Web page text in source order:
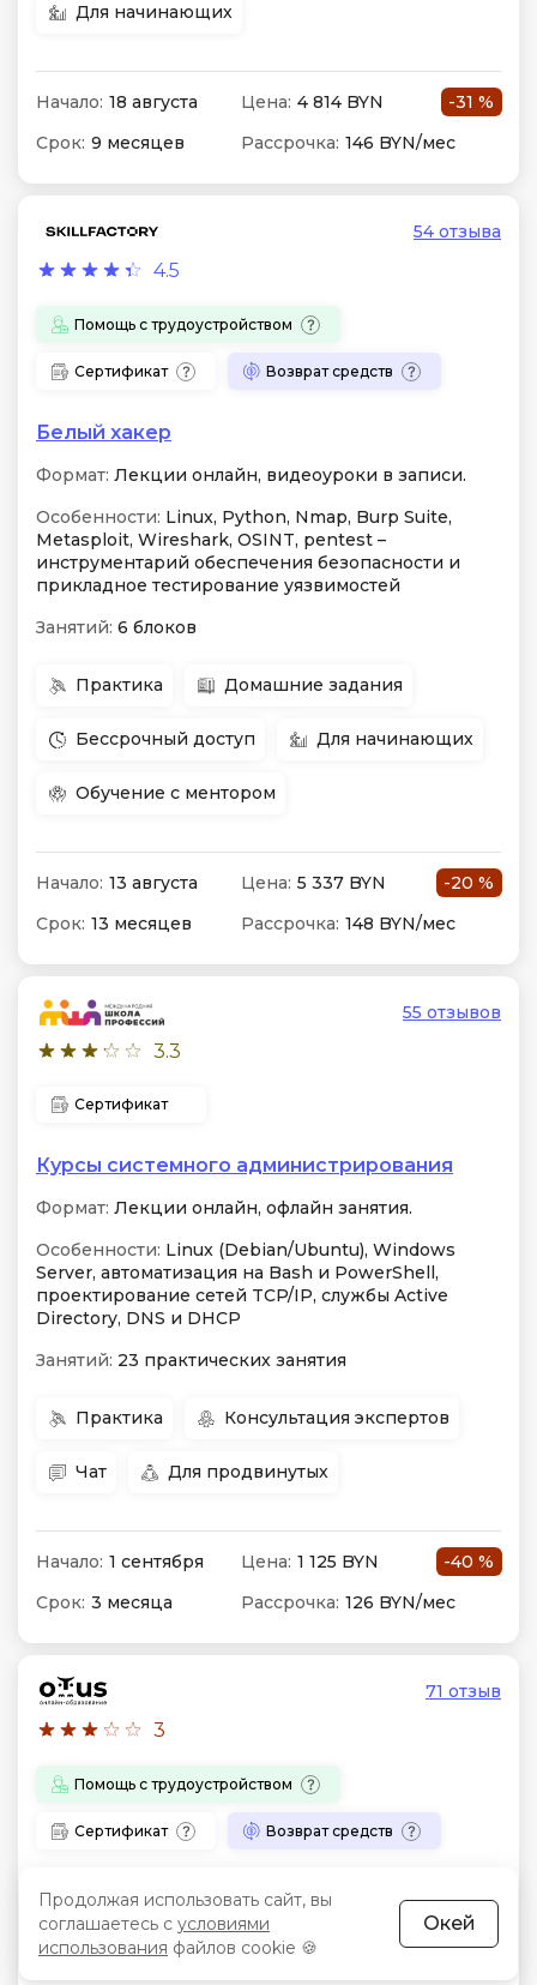
Для начинающих
Начало: 18 августа Цена: 4 814 BYN
-31 %
Срок: 9 месяцев Рассрочка: 146 BYN/мес
4.5
54 отзыва
Помощь с трудоустройством
Сертификат Возврат средств
Белый хакер
Формат: Лекции онлайн, видеоуроки в записи.
Особенности: Linux, Python, Nmap, Burp Suite,
Metasploit, Wireshark, OSINT, pentest –
инструментарий обеспечения безопасности и
прикладное тестирование уязвимостей
Занятий: 6 блоков
Практика Домашние задания
Бессрочный доступ Для начинающих
Обучение с ментором
Начало: 13 августа Цена: 5 337 BYN
-20 %
Срок: 13 месяцев Рассрочка: 148 BYN/мес
3.3
55 отзывов
Сертификат
Курсы системного администрирования
Формат: Лекции онлайн, офлайн занятия.
Особенности: Linux (Debian/Ubuntu), Windows
Server, автоматизация на Bash и PowerShell,
проектирование сетей TCP/IP, службы Active
Directory, DNS и DHCP
Занятий: 23 практических занятия
Практика Консультация экспертов
Чат Для продвинутых
Начало: 1 сентября Цена: 1 125 BYN
-40 %
Срок: 3 месяца Рассрочка: 126 BYN/мес
3
71 отзыв
Помощь с трудоустройством
Сертификат Возврат средств
Профессиональная разработка в
1С:EDT + Git
Формат:Лекции онлайн, видеоуроки в записи.
Продолжая использовать сайт, вы
соглашаетесь с условиями
использования файлов cookie 🍪
Окей